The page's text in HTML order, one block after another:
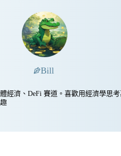
Bill
經濟、DeFi 賽道。喜歡用經濟學思